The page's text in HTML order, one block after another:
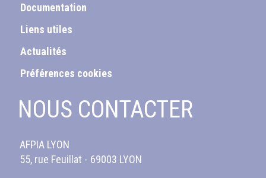
Documentation
Liens utiles
Actualités
Préférences cookies
NOUS CONTACTER
AFPIA LYON
55, rue Feuillat - 69003 LYON